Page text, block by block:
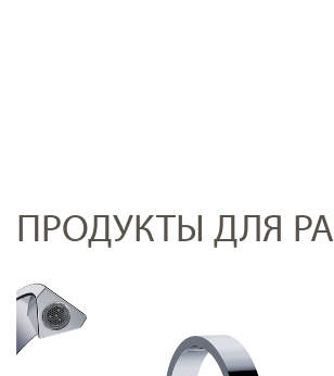
ПРОДУКТЫ ДЛЯ